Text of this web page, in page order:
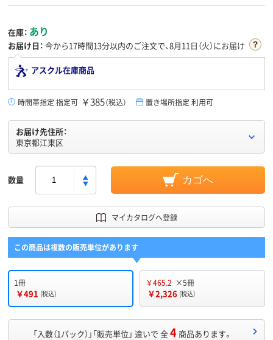
在庫： あり
お届け日： 今から17時間13分以内のご注文で、8月11日（火）にお届け
アスクル在庫商品
時間帯指定 指定可 ￥385（税込） 置き場所指定 利用可
お届け先住所：
東京都江東区
数量 カゴへ
マイカタログへ登録
この商品は複数の販売単位があります
1冊
￥491 (税込)
￥465.2 ×5冊
￥2,326 (税込)
「入数（1パック）」「販売単位」 違いで 全4 商品あります。